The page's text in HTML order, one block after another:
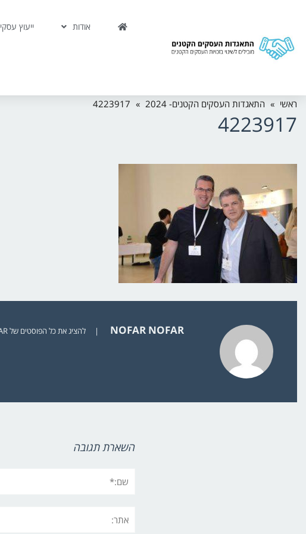
אודות ייעוץ עסקי
ראשי » התאגדות העסקים הקטנים- 2024 »
4223917
4223917
NOFAR NOFAR
| להציג את כל הפוסטים של NOFAR
השארת תגובה